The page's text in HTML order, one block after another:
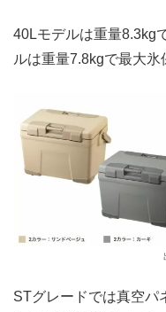
40Lモデルは重量8.3kg
ルは重量7.8kgで最大氷
STグレードでは真空パ